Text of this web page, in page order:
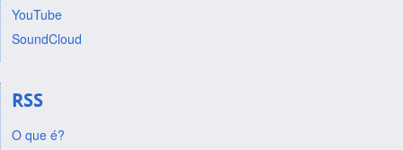
YouTube
SoundCloud
RSS
O que é?